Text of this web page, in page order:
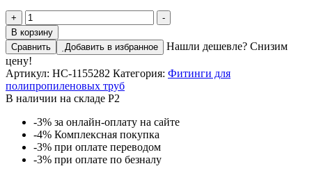
+
Количество
товара
Муфта
переходная
ВР
под
ключ
40
1
1/4"
(25/5)
VALFEX
-
В корзину
Сравнить
Добавить в избранное
Нашли дешевле? Снизим
цену!
Артикул: НС-1155282 Категория: Фитинги для
полипропиленовых труб
В наличии на складе Р2
-3% за онлайн-оплату на сайте
-4% Комплексная покупка
-3% при оплате переводом
-3% при оплате по безналу